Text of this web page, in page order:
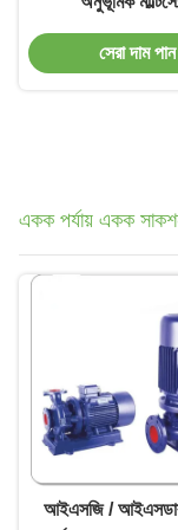
সেন্ট্রিফিউগাল পাম্প
সেরা দাম পান
একক পর্যায় একক
আইএসজি /